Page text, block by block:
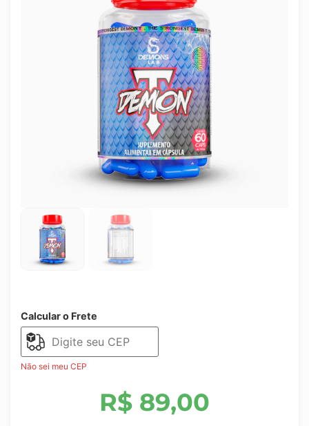
Calcular o Frete
Não sei meu CEP
R$ 89,00